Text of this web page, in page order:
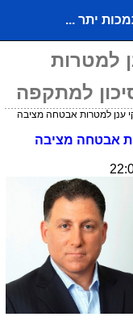
למטרות
למתקפה
ענן למטרות אבטחה מציבה
אבטחה מציבה